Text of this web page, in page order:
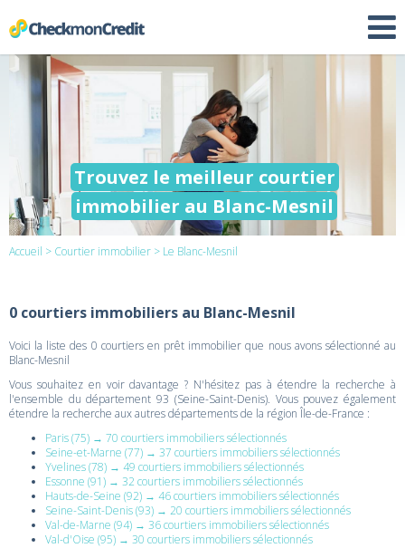
Trouvez le meilleur courtier
immobilier au Blanc-Mesnil
Accueil > Courtier immobilier > Le Blanc-Mesnil
0 courtiers immobiliers au Blanc-Mesnil
Voici la liste des 0 courtiers en prêt immobilier que nous avons sélectionné au
Blanc-Mesnil
Vous souhaitez en voir davantage ? N'hésitez pas à étendre la recherche à
l'ensemble du département 93 (Seine-Saint-Denis). Vous pouvez également
étendre la recherche aux autres départements de la région Île-de-France :
Paris (75) → 70 courtiers immobiliers sélectionnés
Seine-et-Marne (77) → 37 courtiers immobiliers sélectionnés
Yvelines (78) → 49 courtiers immobiliers sélectionnés
Essonne (91) → 32 courtiers immobiliers sélectionnés
Hauts-de-Seine (92) → 46 courtiers immobiliers sélectionnés
Seine-Saint-Denis (93) → 20 courtiers immobiliers sélectionnés
Val-de-Marne (94) → 36 courtiers immobiliers sélectionnés
Val-d'Oise (95) → 30 courtiers immobiliers sélectionnés